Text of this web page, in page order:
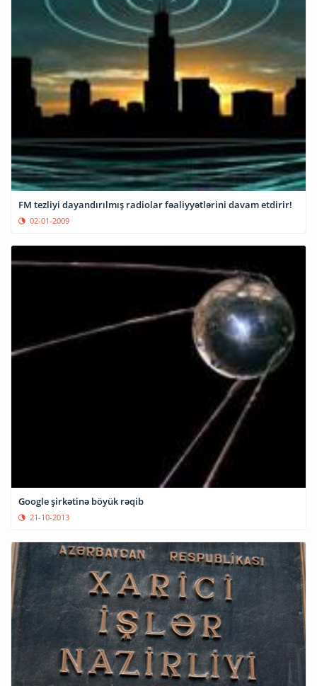
FM tezliyi dayandırılmış radiolar fəaliyyətlərini davam etdirir!
02-01-2009
Google şirkətinə böyük rəqib
21-10-2013